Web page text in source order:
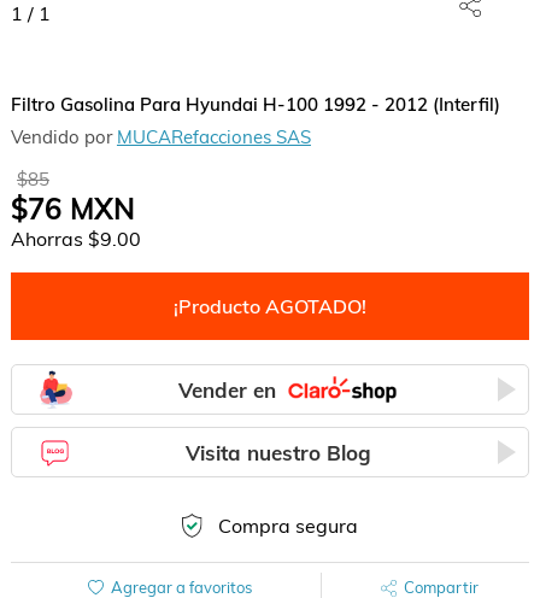
1 / 1
Filtro Gasolina Para Hyundai H-100 1992 - 2012 (Interfil)
Vendido por MUCARefacciones SAS
$85
$76MXN
Ahorras $9.00
¡Producto AGOTADO!
Vender en
Visita nuestro Blog
Compra segura
Agregar a favoritos Compartir